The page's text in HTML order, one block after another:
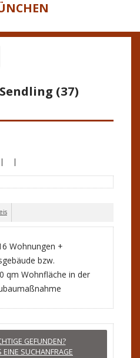
(37)
Wohnungen +
bzw.
qm Wohnfläche in der
GEFUNDEN?
SUCHANFRAGE